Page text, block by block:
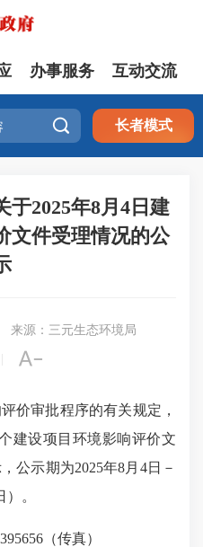
办事服务 互动交流
 长者模式
于2025年8月4日建
文件受理情况的公
来源：三元生态环境局

价审批程序的有关规定，
建设项目环境影响评价文
公示期为2025年8月4日－
。
（传真）